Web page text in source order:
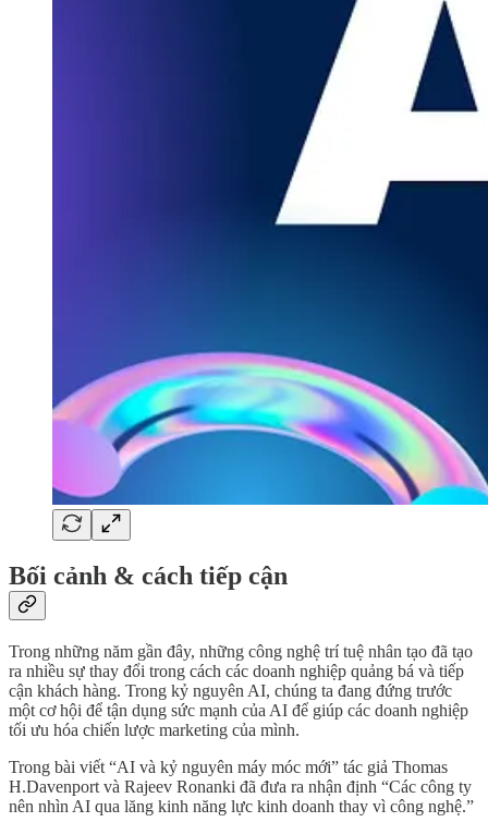
Bối cảnh & cách tiếp cận
Trong những năm gần đây, những công nghệ trí tuệ nhân tạo đã tạo
ra nhiều sự thay đổi trong cách các doanh nghiệp quảng bá và tiếp
cận khách hàng. Trong kỷ nguyên AI, chúng ta đang đứng trước
một cơ hội để tận dụng sức mạnh của AI để giúp các doanh nghiệp
tối ưu hóa chiến lược marketing của mình.
Trong bài viết “AI và kỷ nguyên máy móc mới” tác giả Thomas
H.Davenport và Rajeev Ronanki đã đưa ra nhận định “Các công ty
nên nhìn AI qua lăng kinh năng lực kinh doanh thay vì công nghệ.”